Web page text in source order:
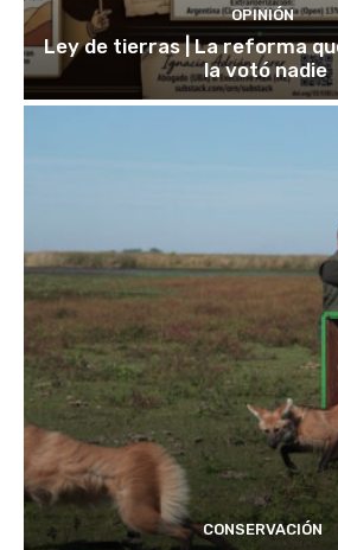
OPINIÓN
Ley de tierras | La reforma
la votó nadie
CONSERVACIÓN